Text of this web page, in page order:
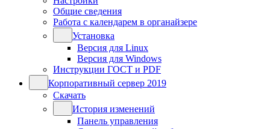
Общие сведения
Работа с календарем в органайзере
Установка
Версия для Linux
Версия для Windows
Инструкции ГОСТ и PDF
Корпоративный сервер 2019
Скачать
История изменений
Панель управления